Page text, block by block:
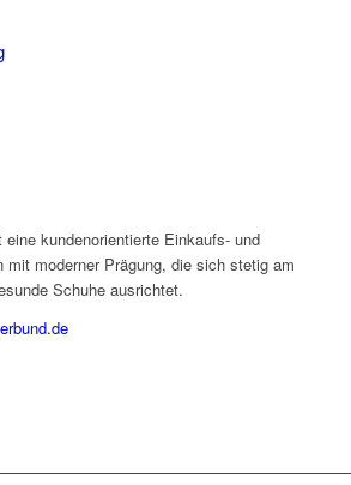
eine kundenorientierte Einkaufs- und
mit moderner Prägung, die sich stetig am
Schuhe ausrichtet.